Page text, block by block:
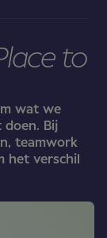
to
wat we
doen. Bij
teamwork
het verschil